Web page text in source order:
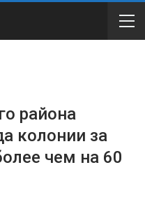
района
колонии за
чем на 60